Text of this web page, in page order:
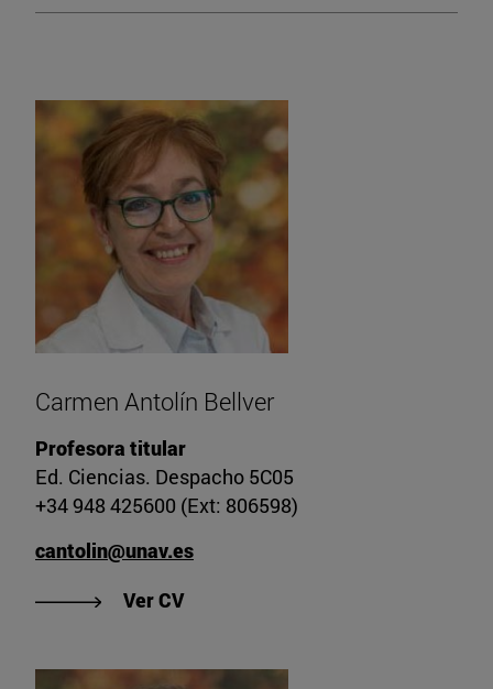
Carmen Antolín Bellver
Profesora titular
Ed. Ciencias. Despacho 5C05
+34 948 425600 (Ext: 806598)
cantolin@unav.es
Ver CV"Ver CV de Carmen Antolín